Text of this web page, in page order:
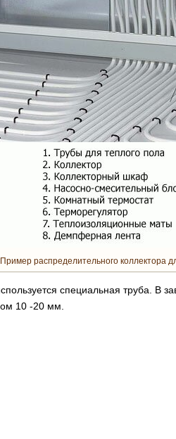
Пример распределительного коллектора
специальная труба. В
10 -20 мм.